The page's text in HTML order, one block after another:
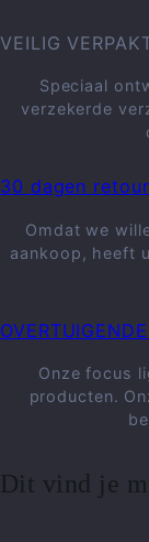
VEILIG
Speciaal
verzekerde
30 dagen
Omdat we
aankoop, heeft
Onze focus
producten.
Dit vind je